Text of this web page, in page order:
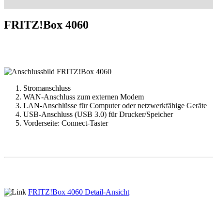
FRITZ!Box 4060
Stromanschluss
WAN-Anschluss zum externen Modem
LAN-Anschlüsse für Computer oder netzwerkfähige Geräte
USB-Anschluss (USB 3.0) für Drucker/Speicher
Vorderseite: Connect-Taster
FRITZ!Box 4060 Detail-Ansicht